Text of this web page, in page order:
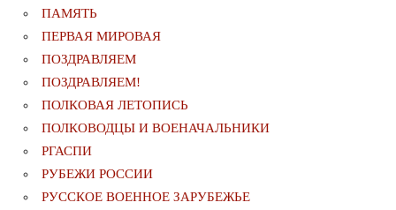
ПАМЯТЬ
ПЕРВАЯ МИРОВАЯ
ПОЗДРАВЛЯЕМ
ПОЗДРАВЛЯЕМ!
ПОЛКОВАЯ ЛЕТОПИСЬ
ПОЛКОВОДЦЫ И ВОЕНАЧАЛЬНИКИ
РГАСПИ
РУБЕЖИ РОССИИ
РУССКОЕ ВОЕННОЕ ЗАРУБЕЖЬЕ